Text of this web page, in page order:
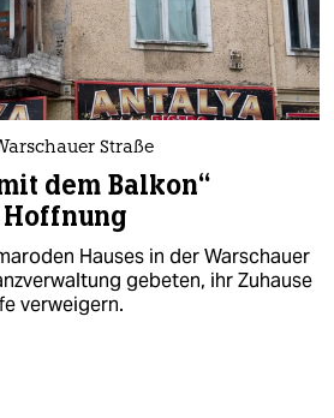
Straße
dem Balkon“
Hauses in der Warschauer
gebeten, ihr Zuhause
verweigern.